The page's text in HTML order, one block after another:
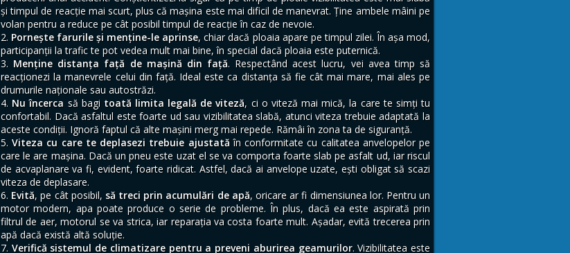
şi timpul de reacţie mai scurt, plus că maşina este mai dificil de manevrat. Ține ambele mâini pe
volan pentru a reduce pe cât posibil timpul de reacţie în caz de nevoie.
Porneşte farurile și menține-le aprinse, chiar dacă ploaia apare pe timpul zilei. În așa mod,
participanţii la trafic te pot vedea mult mai bine, în special dacă ploaia este puternică.
Menține distanța faţă de maşină din faţă. Respectând acest lucru, vei avea timp să
reacţionezi la manevrele celui din faţă. Ideal este ca distanţa să fie cât mai mare, mai ales pe
drumurile naţionale sau autostrăzi.
Nu încerca să bagitoată limita legală de viteză, ci o viteză mai mică, la care te simţi tu
confortabil. Dacă asfaltul este foarte ud sau vizibilitatea slabă, atunci viteza trebuie adaptată la
aceste condiţii. Ignoră faptul că alte maşini merg mai repede. Rămâi în zona ta de siguranţă.
Viteza cu care te deplasezi trebuie ajustatăîn conformitate cu calitatea anvelopelor pe
care le are maşina. Dacă un pneu este uzat el se va comporta foarte slab pe asfalt ud, iar riscul
de acvaplanare va fi, evident, foarte ridicat. Astfel, dacă ai anvelope uzate, ești obligat să scazi
viteza de deplasare.
Evită, pe cât posibil, să treci prin acumulări de apă, oricare ar fi dimensiunea lor. Pentru un
motor modern, apa poate produce o serie de probleme. În plus, dacă ea este aspirată prin
filtrul de aer, motorul se va strica, iar reparaţia va costa foarte mult. Aşadar, evită trecerea prin
apă dacă există altă soluţie.
Verifică sistemul de climatizare pentru a preveni aburirea geamurilor. Vizibilitatea este